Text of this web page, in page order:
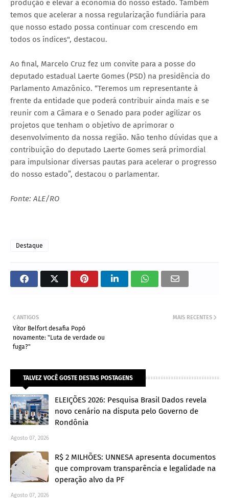
produção e elevar a economia do nosso estado. Também
temos que acelerar a nossa regularização fundiária para
que nosso estado possa continuar com crescendo em
todos os índices", destacou.
Ao final, Marcelo Cruz fez um convite para a posse do
deputado estadual Laerte Gomes (PSD) na presidência do
Parlamento Amazônico. “Teremos um representante à
frente da entidade que poderá contribuir ainda mais e se
reunir com a Câmara e o Senado para poder agilizar os
projetos que tenham o objetivo de aprimorar o
desenvolvimento da nossa região. Não tenho dúvidas que a
contribuição do deputado Laerte Gomes será primordial
para impulsionar diversas pautas para acelerar o progresso
do nosso estado”, destacou o parlamentar.
Fonte: ALE/RO
Destaque
MAIS RECENTES
ANTIGOS
Vitor Belfort desafia Popó
novamente: "Luta de verdade ou
fuga?"
TALVEZ VOCÊ GOSTE DESTAS POSTAGENS
ELEIÇÕES 2026: Pesquisa Brasil Dados revela
novo cenário na disputa pelo Governo de
Rondônia
Agosto 07, 2026
R$ 2 MILHÕES: UNNESA apresenta documentos
que comprovam transparência e legalidade na
operação alvo da PF
Agosto 07, 2026